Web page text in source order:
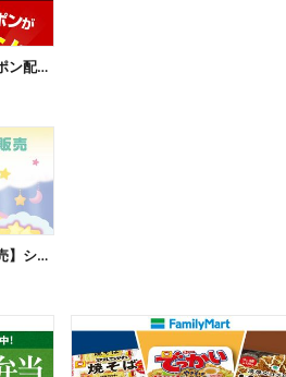
【おトク】お店で使えるクーポン配信中
【ファミマオンライン先行販売】シルバニアファミリー